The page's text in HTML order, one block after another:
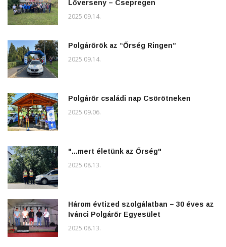
Lőverseny – Csepregen
2025.09.14.
Polgárőrök az “Őrség Ringen”
2025.09.14.
Polgárőr családi nap Csörötneken
2025.09.06.
"...mert életünk az Őrség"
2025.08.13.
Három évtized szolgálatban – 30 éves az
Ivánci Polgárőr Egyesület
2025.08.13.